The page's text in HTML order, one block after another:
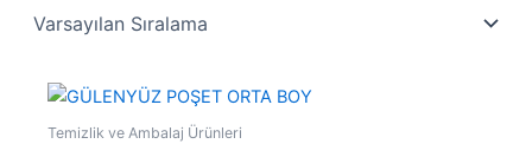
Temizlik ve Ambalaj Ürünleri
Fiyat
aralığı:
₺1,00
Bu
ürünün